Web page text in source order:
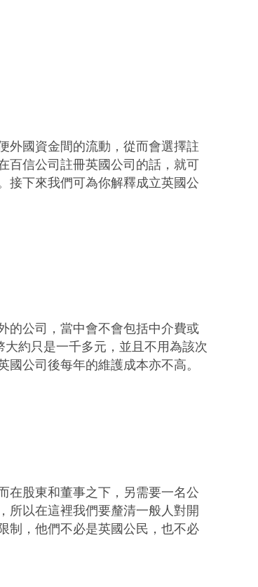
外國資金間的流動，從而會選擇註
百信公司註冊英國公司的話，就可
接下來我們可為你解釋成立英國公
的公司，當中會不會包括中介費或
約只是一千多元，並且不用為該次
公司後每年的維護成本亦不高。
在股東和董事之下，另需要一名公
所以在這裡我們要釐清一般人對開
制，他們不必是英國公民，也不必